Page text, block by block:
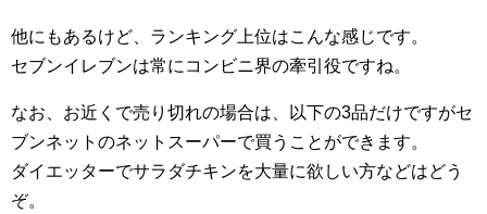
他にもあるけど、ランキング上位はこんな感じです。
セブンイレブンは常にコンビニ界の牽引役ですね。
なお、お近くで売り切れの場合は、以下の3品だけですがセ
ブンネットのネットスーパーで買うことができます。
ダイエッターでサラダチキンを大量に欲しい方などはどう
ぞ。